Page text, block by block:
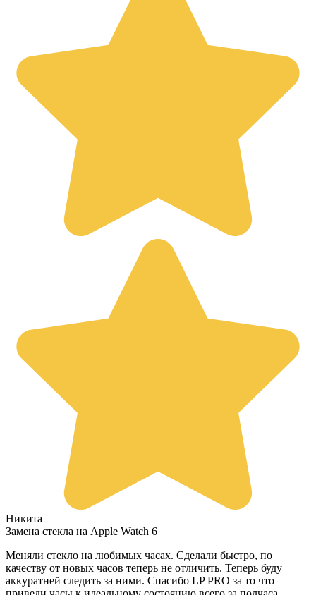
Никита
Замена стекла на Apple Watch 6
Меняли стекло на любимых часах. Сделали быстро, по
качеству от новых часов теперь не отличить. Теперь буду
аккуратней следить за ними. Спасибо LP PRO за то что